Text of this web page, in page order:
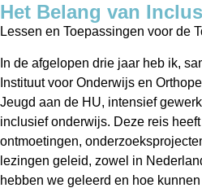
Het Belang van
Lessen en Toepassingen voor de
In de afgelopen drie jaar heb ik,
Instituut voor Onderwijs en
Jeugd aan de HU, intensief
inclusief onderwijs. Deze reis
ontmoetingen,
lezingen geleid, zowel in
hebben we geleerd en hoe